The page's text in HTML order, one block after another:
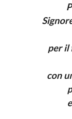
per il
con